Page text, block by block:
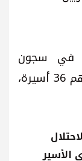
في سجون
الاحتلال، بلغ أكثر من 5200، من بينهم 36 أسيرة،
الأسير